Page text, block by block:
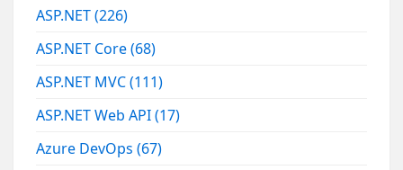
ASP.NET(226)
ASP.NET Core(68)
ASP.NET MVC(111)
ASP.NET Web API(17)
Azure DevOps(67)